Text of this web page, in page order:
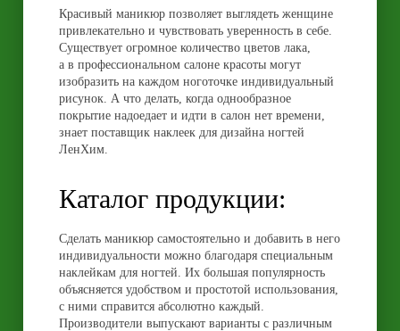
Красивый маникюр позволяет выглядеть женщине
привлекательно и чувствовать уверенность в себе.
Существует огромное количество цветов лака,
а в профессиональном салоне красоты могут
изобразить на каждом ноготочке индивидуальный
рисунок. А что делать, когда однообразное
покрытие надоедает и идти в салон нет времени,
знает поставщик наклеек для дизайна ногтей
ЛенХим.
Каталог продукции:
Сделать маникюр самостоятельно и добавить в него
индивидуальности можно благодаря специальным
наклейкам для ногтей. Их большая популярность
объясняется удобством и простотой использования,
с ними справится абсолютно каждый.
Производители выпускают варианты с различным